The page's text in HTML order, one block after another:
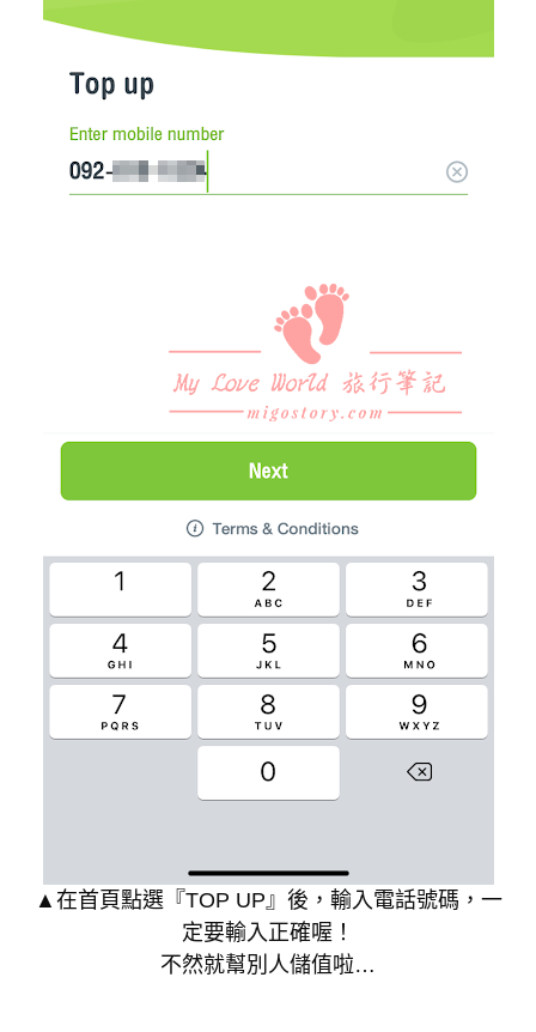
▲在首頁點選『TOP UP』後，輸入電話號碼，一
定要輸入正確喔！
不然就幫別人儲值啦…